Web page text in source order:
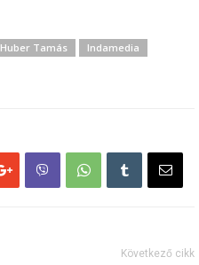
Huber Tamás
Indamedia
Következő cikk